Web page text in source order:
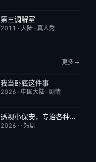
昨日更新
第三调解室
2011 · 大陆· 真人秀
更多
已完结
我当卧底这件事
2026 · 中国大陆· 剧情
完结 9.0透视小保安，专治各种不服
2026 · · 短剧